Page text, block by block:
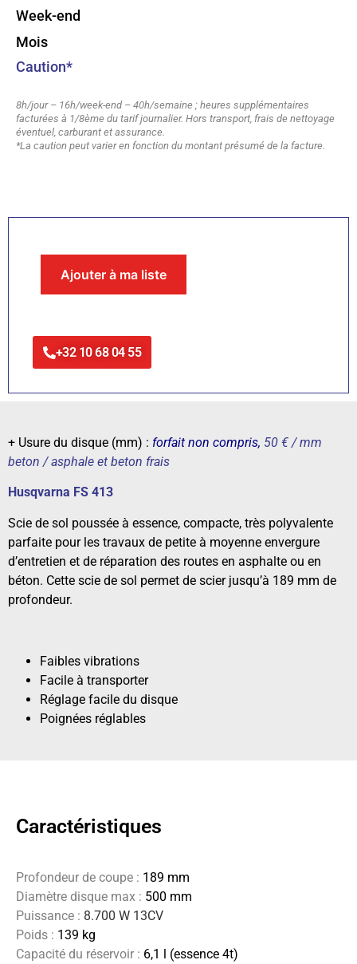
Week-end
Mois
Caution*
8h/jour – 16h/week-end – 40h/semaine ; heures supplémentaires
facturées à 1/8ème du tarif journalier. Hors transport, frais de nettoyage
éventuel, carburant et assurance.
*La caution peut varier en fonction du montant présumé de la facture.
Ajouter à ma liste
+32 10 68 04 55
+ Usure du disque (mm) : forfait non compris, 50 € / mm
beton / asphale et beton frais
Husqvarna FS 413
Scie de sol poussée à essence, compacte, très polyvalente
parfaite pour les travaux de petite à moyenne envergure
d’entretien et de réparation des routes en asphalte ou en
béton. Cette scie de sol permet de scier jusqu’à 189 mm de
profondeur.
Faibles vibrations
Facile à transporter
Réglage facile du disque
Poignées réglables
Caractéristiques
Profondeur de coupe : 189 mm
Diamètre disque max : 500 mm
Puissance : 8.700 W 13CV
Poids : 139 kg
Capacité du réservoir : 6,1 l (essence 4t)